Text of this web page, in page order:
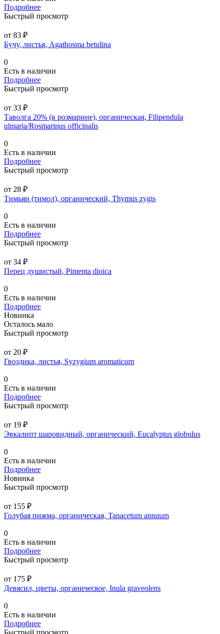
Подробнее
Быстрый просмотр
от 83 ₽
Бучу, листья, Agathosma betulina
0
Есть в наличии
Подробнее
Быстрый просмотр
от 33 ₽
Таволга 20% (в розмарине), органическая, Filipendula
ulmaria/Rosmarinus officinalis
0
Есть в наличии
Подробнее
Быстрый просмотр
от 28 ₽
Тимьян (тимол), органический, Thymus zygis
0
Есть в наличии
Подробнее
Быстрый просмотр
от 34 ₽
Перец душистый, Pimenta dioica
0
Есть в наличии
Подробнее
Новинка
Осталось мало
Быстрый просмотр
от 20 ₽
Гвоздика, листья, Syzygium aromaticum
0
Есть в наличии
Подробнее
Быстрый просмотр
от 19 ₽
Эвкалипт шаровидный, органический, Eucalyptus globulus
0
Есть в наличии
Подробнее
Новинка
Быстрый просмотр
от 155 ₽
Голубая пижма, органическая, Tanacetum annuum
0
Есть в наличии
Подробнее
Быстрый просмотр
от 175 ₽
Девясил, цветы, органическое, Inula graveolens
0
Есть в наличии
Подробнее